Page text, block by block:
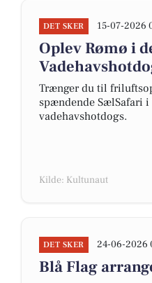
DET SKER 15-07-2026
Oplev Rømø i
Trænger du til
spændende SælSafari i
vadehavshotdogs.
Kilde: Kultunaut
DET SKER 24-06-2026
Blå Flag